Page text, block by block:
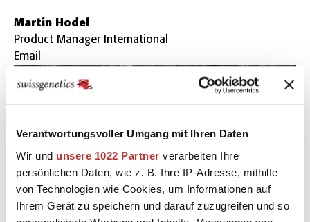
Verantwortungsvoller Umgang mit Ihren Daten
Wir und unsere 1022 Partner verarbeiten Ihre
persönlichen Daten, wie z. B. Ihre IP-Adresse, mithilfe
von Technologien wie Cookies, um Informationen auf
Ihrem Gerät zu speichern und darauf zuzugreifen und so
Martin Hodel
Product Manager International
Email